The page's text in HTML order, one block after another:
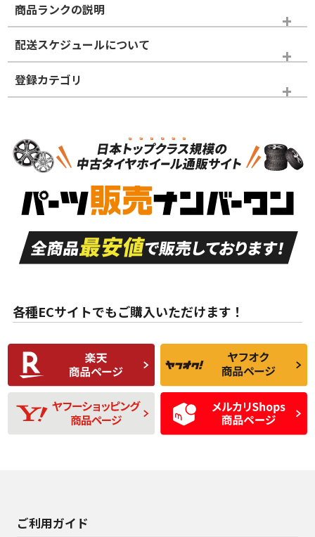
商品ランクの説明
※商品ランクは出品者の主観により判断しておりますので、あら
かじめご了承ください。
ホイールランク
S
品）
S
新車外し品（新古
付き
A
走行距離も少なく、
目立つ傷もほとんど
ない中古品
A
走行距離も少なく、
非常に状態の良い中
古品
な中古品
んどない中古品
C
比較的きれいな中古
品
C
られるが、使用に問
題のない中古品
D
使用感や目立つ傷が
あり、一般的な中古
品
D
残り溝も少なく、偏
磨耗がみられ、短期
間使用できるくらい
の中古品
配送スケジュールについて
登録カテゴリ
スタッドレスタイヤホイールセット
各種ECサイトでもご購入いただけます！
ご利用ガイド